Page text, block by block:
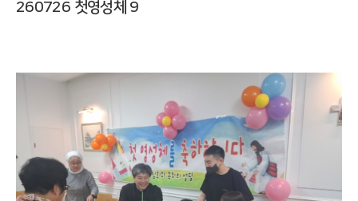
260726 첫영성체 9